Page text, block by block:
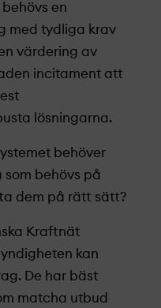
en
med tydliga krav
värdering av
incitament att
lösningarna.
behöver
behövs på
dem på rätt sätt?
Kraftnät
kan
De har bäst
matcha utbud